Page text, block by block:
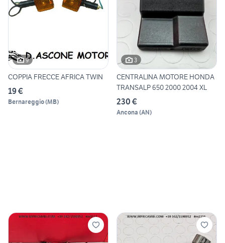
9
COPPIA FRECCE AFRICA TWIN
19 €
Bernareggio(MB)
3
CENTRALINA MOTORE HONDA
TRANSALP 650 2000 2004 XL
230 €
Ancona (AN)